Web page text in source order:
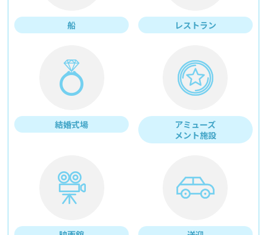
船 レストラン
結婚式場
アミューズ
メント施設